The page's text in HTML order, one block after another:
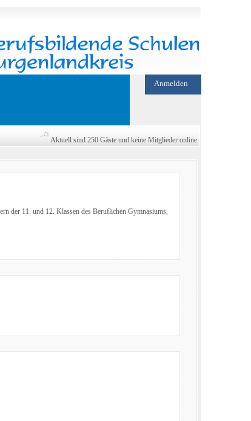
Anmelden
Aktuell sind 250 Gäste und keine Mitglieder online
der 11. und 12. Klassen des Beruflichen Gymnasiums,